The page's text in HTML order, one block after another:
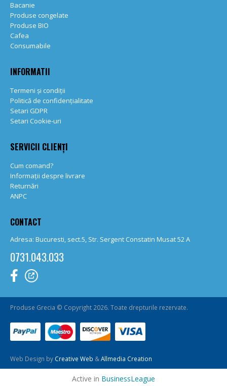
Bacanie
Produse congelate
Produse BIO
Cafea
Consumabile
INFORMATII
Termeni și condiții
Politică de confidențialitate
Setari GDPR
Setari Cookie-uri
SERVICII CLIENȚI
Cum comand?
Informații despre livrare
Returnări
ANPC
CONTACT
Adresa: Bucuresti, sect.5, Str. Sergent Constatin Musat 52 A
0731.043.033
Produse Grecia © Copyright 2026. Toate drepturile rezervate.
Web Design by Creative Web &Allmedia Creation
Active in BusinessLeague